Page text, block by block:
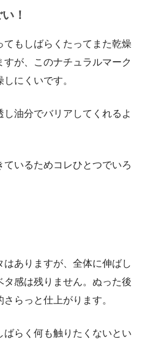
！
もしばらくたってまた乾燥
が、このナチュラルマーク
にくいです。
油分でバリアしてくれるよ
いるためコレひとつでいろ
ありますが、全体に伸ばし
感は残りません。ぬった後
らっと仕上がります。
らく何も触りたくないとい